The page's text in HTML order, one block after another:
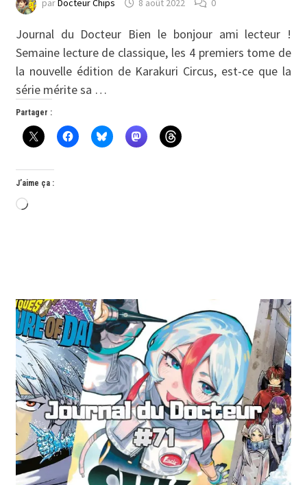
par Docteur Chips 8 août 2022 0
Journal du Docteur Bien le bonjour ami lecteur !
Semaine lecture de classique, les 4 premiers tome de
la nouvelle édition de Karakuri Circus, est-ce que la
série mérite sa …
Partager :
J’aime ça :
Chargement…